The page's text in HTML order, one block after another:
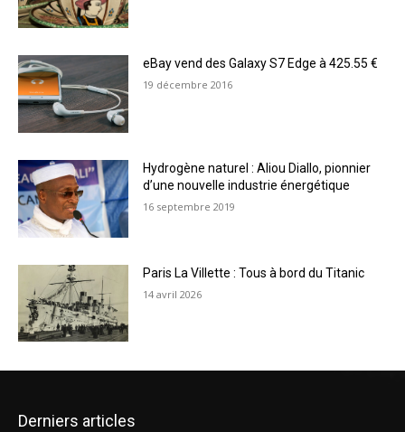
eBay vend des Galaxy S7 Edge à 425.55 €
19 décembre 2016
Hydrogène naturel : Aliou Diallo, pionnier
d’une nouvelle industrie énergétique
16 septembre 2019
Paris La Villette : Tous à bord du Titanic
14 avril 2026
Derniers articles